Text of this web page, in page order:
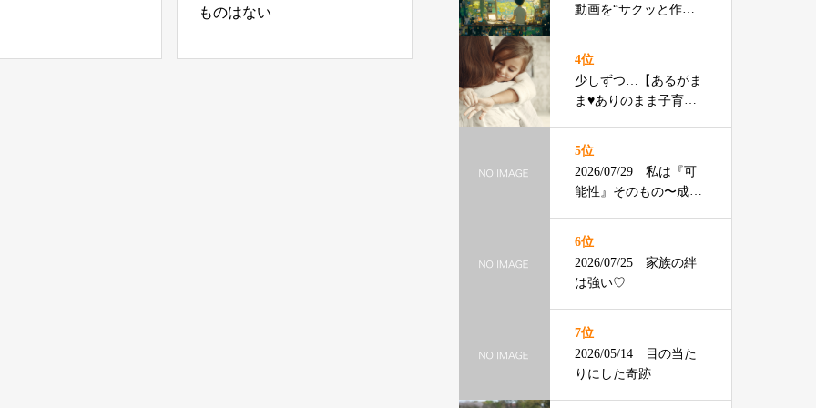
ものはない
動画を“サクッと作る”3
4位
少しずつ…【あるがま
ま♥️ありのまま子育
5位
2026/07/29 私は『可
能性』そのもの〜成年
6位
2026/07/25 家族の絆
は強い♡
7位
2026/05/14 目の当た
りにした奇跡